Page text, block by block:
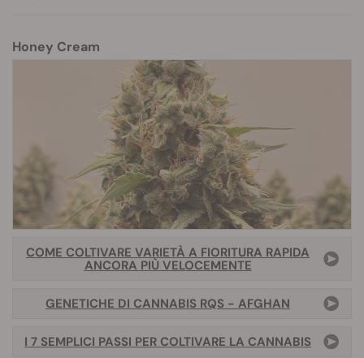
Honey Cream
COME COLTIVARE VARIETÀ A FIORITURA RAPIDA
ANCORA PIÙ VELOCEMENTE
GENETICHE DI CANNABIS RQS - AFGHAN
I 7 SEMPLICI PASSI PER COLTIVARE LA CANNABIS